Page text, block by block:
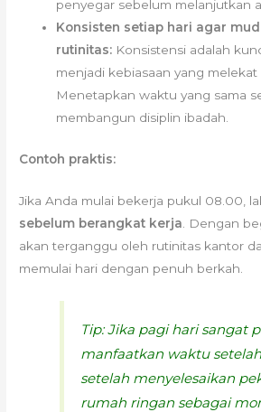
penyegar sebelum melanjutkan
Konsisten setiap hari agar
rutinitas: Konsistensi adalah
menjadi kebiasaan yang melekat
Menetapkan waktu yang sama
membangun disiplin ibadah.
Contoh praktis:
Jika Anda mulai bekerja pukul 08.00,
sebelum berangkat kerja. Dengan
akan terganggu oleh rutinitas kantor
memulai hari dengan penuh berkah.
Tip:Jika pagi hari sangat
manfaatkan waktu
setelah menyelesaikan
rumah ringan sebagai